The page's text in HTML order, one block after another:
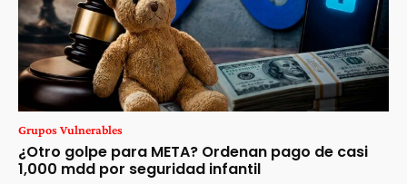
Grupos Vulnerables
¿Otro golpe para META? Ordenan pago de casi
1,000 mdd por seguridad infantil